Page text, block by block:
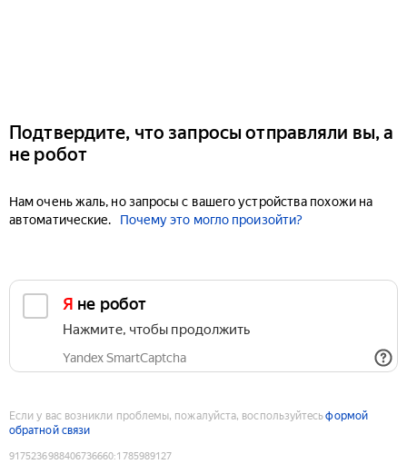
Подтвердите, что запросы отправляли вы, а
не робот
Нам очень жаль, но запросы с вашего устройства похожи на
автоматические.
Почему это могло произойти?
Я не робот
Нажмите, чтобы продолжить
Yandex SmartCaptcha
Если у вас возникли проблемы, пожалуйста, воспользуйтесьформой
обратной связи
9175236988406736660:1785989127